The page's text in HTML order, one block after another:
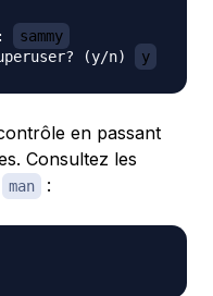
sammy
(y/n)
y
en passant
Consultez les
man :